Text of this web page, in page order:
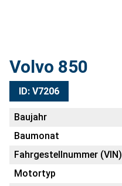
Volvo 850
ID: V7206
Baujahr
Baumonat
Fahrgestellnummer (VIN)
Motortyp